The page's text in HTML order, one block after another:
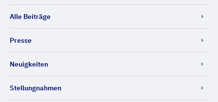
Alle Beiträge
Presse
Neuigkeiten
Stellungnahmen